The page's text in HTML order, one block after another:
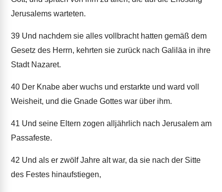
Jerusalems warteten.
39 Und nachdem sie alles vollbracht hatten gemäß dem
Gesetz des Herrn, kehrten sie zurück nach Galiläa in ihre
Stadt Nazaret.
40 Der Knabe aber wuchs und erstarkte und ward voll
Weisheit, und die Gnade Gottes war über ihm.
41 Und seine Eltern zogen alljährlich nach Jerusalem am
Passafeste.
42 Und als er zwölf Jahre alt war, da sie nach der Sitte
des Festes hinaufstiegen,